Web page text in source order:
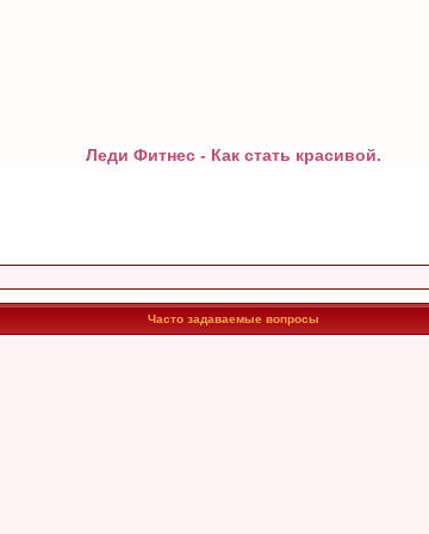
Леди Фитнес - Как стать красивой.
Часто задаваемые вопросы